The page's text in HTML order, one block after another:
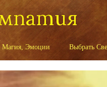
Магия, Эмоции Выбрать